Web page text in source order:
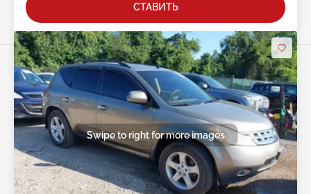
СТАВИТЬ
Swipe to right for more images